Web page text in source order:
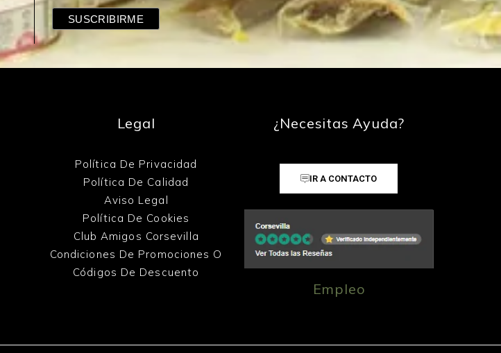
Legal
Política De Privacidad
Política De Calidad
Aviso Legal
Política De Cookies
Club Amigos Corsevilla
Condiciones De Promociones O
Códigos De Descuento
¿Necesitas Ayuda?
IR A CONTACTO
Empleo